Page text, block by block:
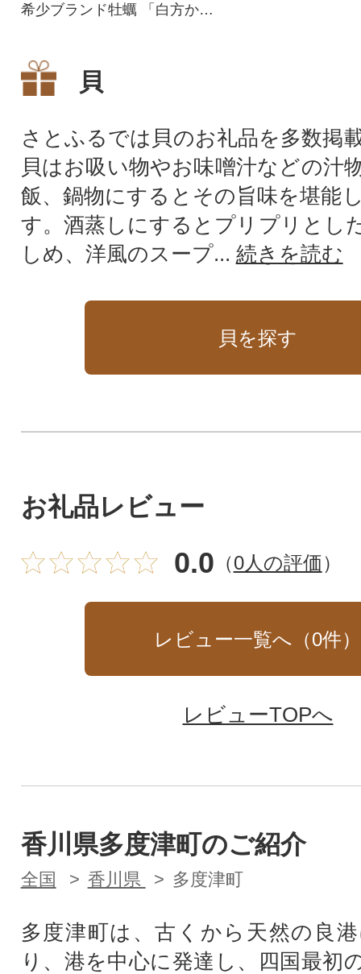
希少ブランド牡蠣 「白方か
貝
さとふるでは貝のお礼品を多数掲
貝はお吸い物やお味噌汁などの汁
飯、鍋物にするとその旨味を堪能
す。酒蒸しにするとプリプリとし
しめ、洋風のスープ... 続きを読む
貝を探す
お礼品レビュー
0.0 （0人の評価）
レビュー一覧へ（0件）
レビューTOPへ
香川県多度津町のご紹介
全国 香川県 多度津町
多度津町は、古くから天然の良
り、港を中心に発達し、四国最初